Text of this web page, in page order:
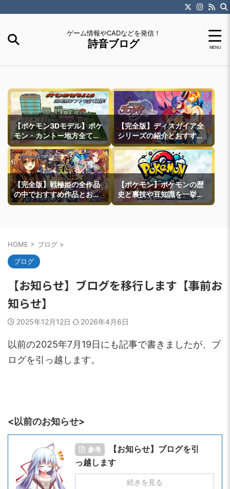
ゲーム情報やCADなどを発信！
詩音ブログ
【ポケモン3Dモデル】ポケ
モン・カントー地方全ての
町モデルなどを紹介
【完全版】ディスガイア全
シリーズの紹介とおすすめ
作品紹介
【完全版】戦極姫の全作品
の中でおすすめ作品とおす
すめ攻略ルートを一挙紹介
【ポケモン】ポケモンの歴
史と裏技や豆知識を一挙紹
介
HOME > ブログ >
ブログ
【お知らせ】ブログを移行します【事前お
知らせ】
2025年12月12日 2026年4月6日
以前の2025年7月19日にも記事で書きましたが、ブ
ログを引っ越します。
<以前のお知らせ>
参考
【お知らせ】ブログを引
っ越します
続きを見る